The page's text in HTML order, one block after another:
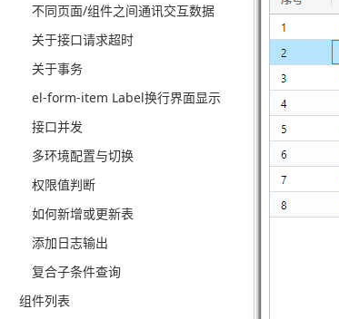
不同页面/组件之间通讯交互数据
关于接口请求超时
关于事务
el-form-item Label换行界面显示
接口并发
多环境配置与切换
权限值判断
如何新增或更新表
添加日志输出
复合子条件查询
组件列表